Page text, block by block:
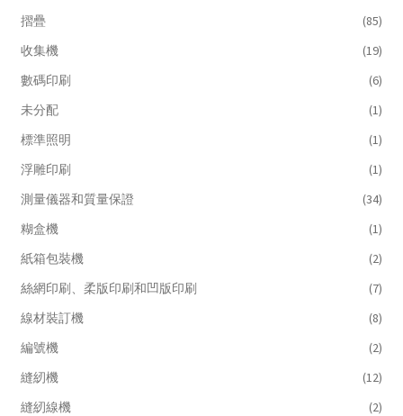
摺疊
(85)
收集機
(19)
數碼印刷
(6)
未分配
(1)
標準照明
(1)
浮雕印刷
(1)
測量儀器和質量保證
(34)
糊盒機
(1)
紙箱包裝機
(2)
絲網印刷、柔版印刷和凹版印刷
(7)
線材裝訂機
(8)
編號機
(2)
縫紉機
(12)
縫紉線機
(2)